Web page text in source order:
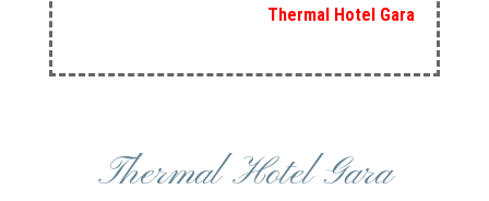
Thermal Hotel Gara
Thermal Hotel Gara